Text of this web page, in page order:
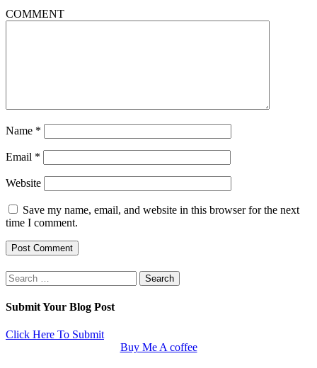
COMMENT
Name *
Email *
Website
Save my name, email, and website in this browser for the next
time I comment.
Search
for:
Submit Your Blog Post
Click Here To Submit
Buy Me A coffee